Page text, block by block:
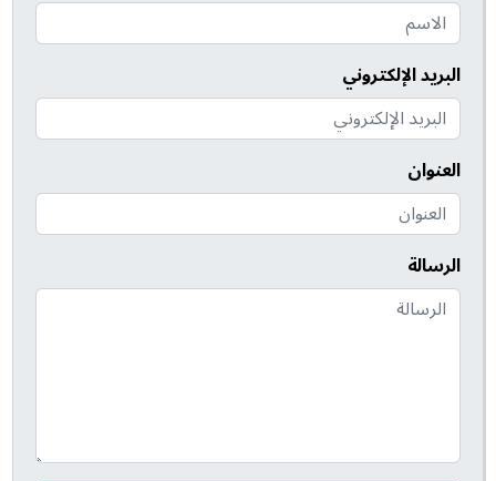
البريد الإلكتروني
العنوان
الرسالة